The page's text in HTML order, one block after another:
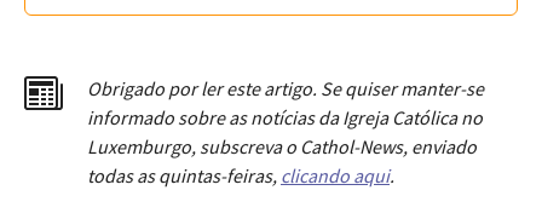
Obrigado por ler este artigo. Se quiser manter-se
informado sobre as notícias da Igreja Católica no
Luxemburgo, subscreva o Cathol-News, enviado
todas as quintas-feiras, clicando aqui.